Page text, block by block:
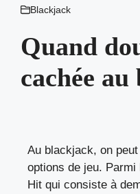
Blackjack
Quand
cachée
Au blackjack, on
options de jeu.
Hit qui consiste à